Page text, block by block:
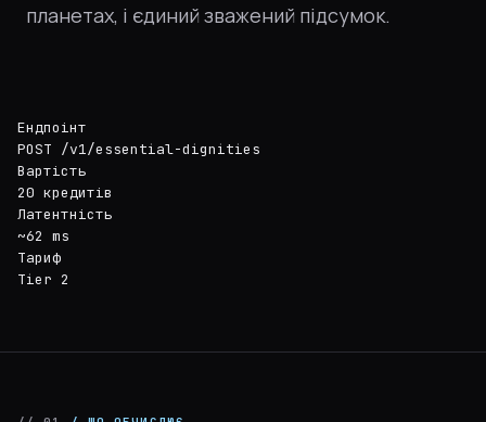
планетах, і єдиний зважений підсумок.
Ендпоінт
POST /v1/essential-dignities
Вартість
20 кредитів
Латентність
~62 ms
Тариф
Tier 2